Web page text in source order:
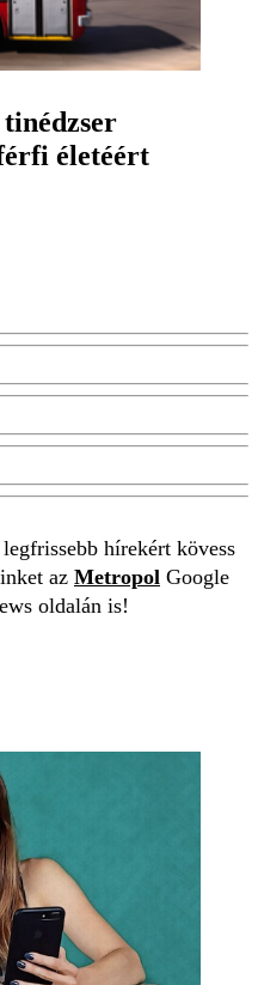
életéért
hírekért kövess
az Metropol Google
oldalán is!